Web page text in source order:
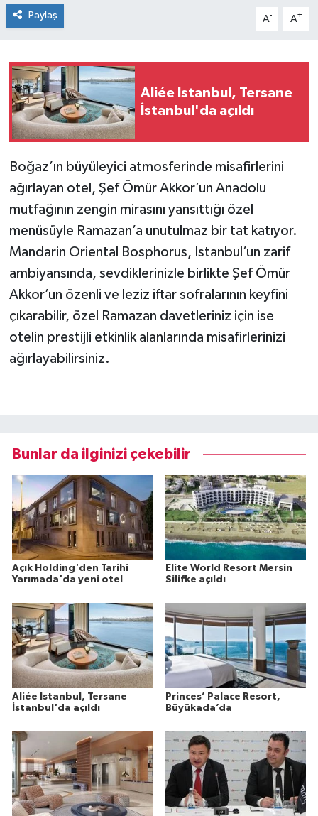
Paylaş A- A+
Aliée Istanbul, Tersane
İstanbul'da açıldı
Boğaz’ın büyüleyici atmosferinde misafirlerini
ağırlayan otel, Şef Ömür Akkor’un Anadolu
mutfağının zengin mirasını yansıttığı özel
menüsüyle Ramazan’a unutulmaz bir tat katıyor.
Mandarin Oriental Bosphorus, Istanbul’un zarif
ambiyansında, sevdiklerinizle birlikte Şef Ömür
Akkor’un özenli ve leziz iftar sofralarının keyfini
çıkarabilir, özel Ramazan davetleriniz için ise
otelin prestijli etkinlik alanlarında misafirlerinizi
ağırlayabilirsiniz.
Bunlar da ilginizi çekebilir
Açık Holding'den Tarihi
Yarımada'da yeni otel
Elite World Resort Mersin
Silifke açıldı
Aliée Istanbul, Tersane
İstanbul'da açıldı
Princes’ Palace Resort,
Büyükada’da